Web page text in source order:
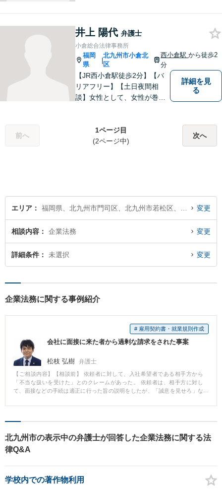
井上 陽代 弁護士
小倉総合法律事務所
福岡
県
|
北九州市小倉北
区
西小倉駅から徒歩2
分
【JR西小倉駅徒歩2分】【バ
リアフリー】【土日夜間相
談】女性として、女性が巻き
極的に対応しております。男
性弁護士には相談しづらいと
詳細を見
る
前へ
1ページ目
(2ページ中)
次へ
エリア 変更
相談内容 企業法務 変更
詳細条件 未選択 変更
企業法務に関する事例紹介
# 雇用契約書・就業規則作成
会社に面接に来た者から過剰な請求をされた事案
松枝 弘樹 弁護士
【ご相談内容】【相談前】 依頼者に対して、入社希望者である相手方から
「不当な扱いを受けた」とのクレームがあった。 依頼者は、相手方に対し
て、面接などの手続は適正に行った旨の説明をしたが、「誠意を見せろ」な
いう形で入り、依頼者が相手方に対して弁護士を介入させる旨の説明したと
切っても切り離せないものです。勿論、正当なクレームであれば、企業は真
摯に受け止め、謝罪・原因究明・再発防止を行わなければなりません。 しか
し、ときに、消費者が感情的になり、法的におよそ妥当とはいえない請求を
対応を誤ると、従業員の心身の健康を害する結果になるのみならず、企業に
とっても大きな損害が発生することがあります。 大きなトラブルに発展しそ
うな場合には、速やかに弁護士などの法律専門家に相談することをお勧めし
北九州市の表示中の弁護士が回答した企業法務に関する法
律Q&A
学校内での著作物利用